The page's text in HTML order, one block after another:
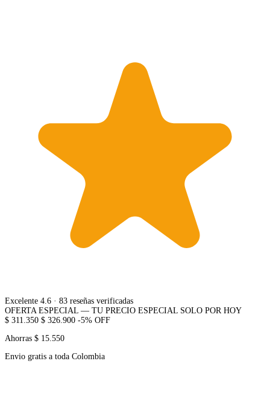
Excelente 4.6 · 83 reseñas verificadas
OFERTA ESPECIAL — TU PRECIO ESPECIAL SOLO POR HOY
$ 311.350 $ 326.900 -5% OFF
Ahorras $ 15.550
Envio gratis a toda Colombia